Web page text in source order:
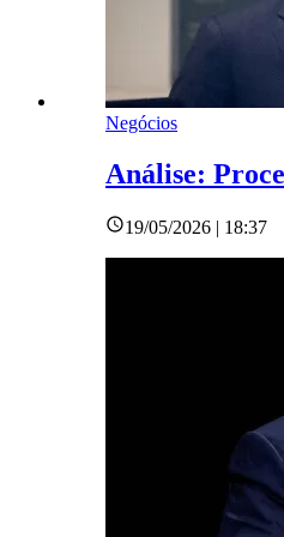
Negócios
Análise:
19/05/2026 | 18:37